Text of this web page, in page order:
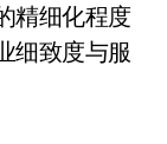
精细化程度
细致度与服